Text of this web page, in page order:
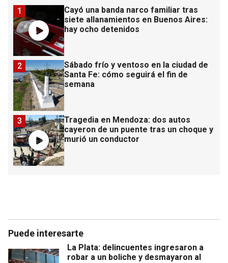
Cayó una banda narco familiar tras
siete allanamientos en Buenos Aires:
hay ocho detenidos
1
Sábado frío y ventoso en la ciudad de
Santa Fe: cómo seguirá el fin de
semana
2
Tragedia en Mendoza: dos autos
cayeron de un puente tras un choque y
murió un conductor
3
Puede interesarte
La Plata: delincuentes ingresaron a
robar a un boliche y desmayaron al